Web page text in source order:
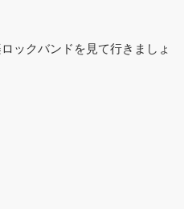
ックバンドを見て行きましょ